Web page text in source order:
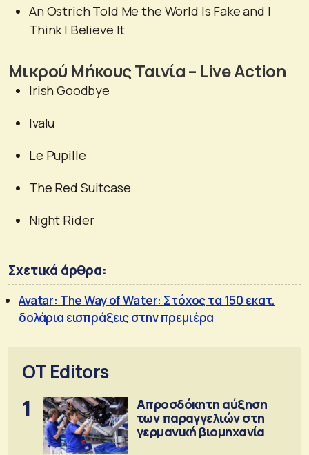
An Ostrich Told Me the World Is Fake and I
Think I Believe It
Μικρού Μήκους Ταινία – Live Action
Irish Goodbye
Ivalu
Le Pupille
The Red Suitcase
Night Rider
Σχετικά άρθρα:
Avatar: The Way of Water: Στόχος τα 150 εκατ.
δολάρια εισπράξεις στην πρεμιέρα
OT Editors
1
Απροσδόκητη αύξηση
των παραγγελιών στη
γερμανική βιομηχανία